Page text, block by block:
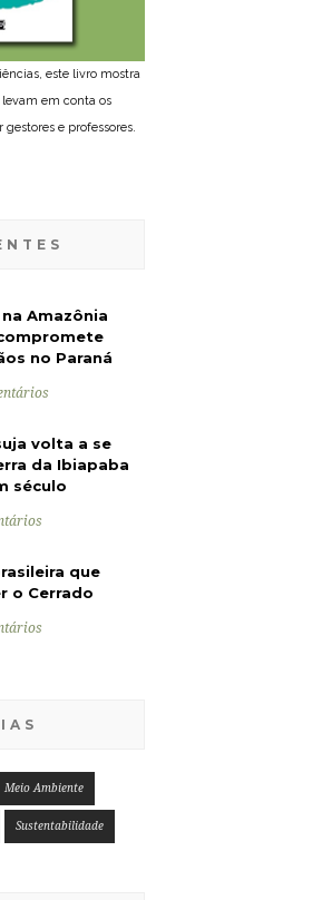
este livro mostra
em conta os
e professores.
Amazônia
no Paraná
volta a se
da Ibiapaba
século
que
o Cerrado
Meio Ambiente
Sustentabilidade